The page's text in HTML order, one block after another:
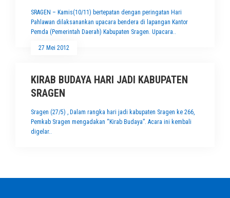
SRAGEN – Kamis(10/11) bertepatan dengan peringatan Hari
Pahlawan dilaksanankan upacara bendera di lapangan Kantor
Pemda (Pemerintah Daerah) Kabupaten Sragen. Upacara..
27 Mei 2012
KIRAB BUDAYA HARI JADI KABUPATEN
SRAGEN
Sragen (27/5) , Dalam rangka hari jadi kabupaten Sragen ke 266,
Pemkab Sragen mengadakan “Kirab Budaya”. Acara ini kembali
digelar..